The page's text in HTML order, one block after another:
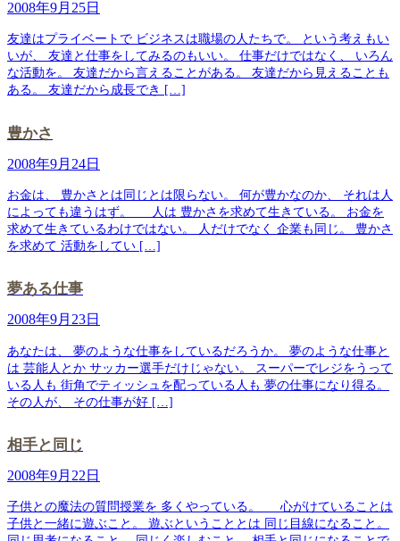
2008年9月25日
友達はプライベートで ビジネスは職場の人たちで。 という考えもい
いが、 友達と仕事をしてみるのもいい。 仕事だけではなく、 いろん
な活動を。 友達だから言えることがある。 友達だから見えることも
ある。 友達だから成長でき […]
豊かさ
2008年9月24日
お金は、 豊かさとは同じとは限らない。 何が豊かなのか、 それは人
によっても違うはず。 人は 豊かさを求めて生きている。 お金を
求めて生きているわけではない。 人だけでなく 企業も同じ。 豊かさ
を求めて 活動をしてい […]
夢ある仕事
2008年9月23日
あなたは、 夢のような仕事をしているだろうか。 夢のような仕事と
は 芸能人とか サッカー選手だけじゃない。 スーパーでレジをうって
いる人も 街角でティッシュを配っている人も 夢の仕事になり得る。
その人が、 その仕事が好 […]
相手と同じ
2008年9月22日
子供との魔法の質問授業を 多くやっている。 心がけていることは
子供と一緒に遊ぶこと。 遊ぶということとは 同じ目線になること。